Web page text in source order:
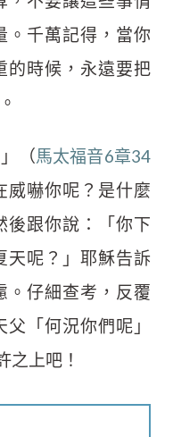
。千萬記得，當你
的時候，永遠要把
（馬太福音6章34
威嚇你呢？是什麼
後跟你說：「你下
天呢？」耶穌告訴
。仔細查考，反覆
「何況你們呢」
之上吧！